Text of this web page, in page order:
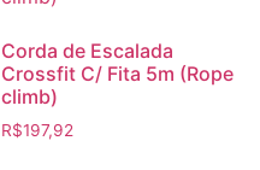
Corda de Escalada
Crossfit C/ Fita 5m (Rope
climb)
R$197,92